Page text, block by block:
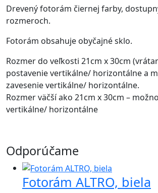
Drevený fotorám čiernej farby,
rozmeroch.
Fotorám obsahuje obyčajné sklo.
Rozmer do veľkosti 21cm x 30cm
postavenie vertikálne/ horizontálne a
zavesenie vertikálne/ horizontálne.
Rozmer väčší ako 21cm x 30cm –
vertikálne/ horizontálne
Odporúčame
Fotorám ALTRO, biela